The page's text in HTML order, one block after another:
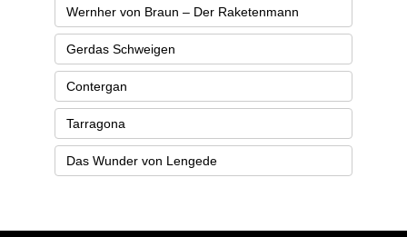
Wernher von Braun – Der Raketenmann
Gerdas Schweigen
Contergan
Tarragona
Das Wunder von Lengede